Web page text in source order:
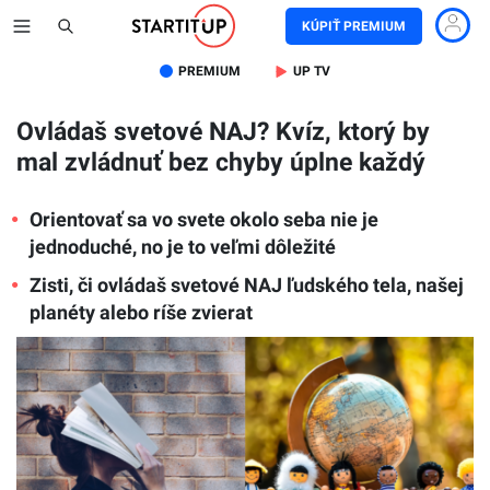
KÚPIŤ PREMIUM
PREMIUM UP TV
Ovládaš svetové NAJ? Kvíz, ktorý by
mal zvládnuť bez chyby úplne každý
Orientovať sa vo svete okolo seba nie je
jednoduché, no je to veľmi dôležité
Zisti, či ovládaš svetové NAJ ľudského tela, našej
planéty alebo ríše zvierat